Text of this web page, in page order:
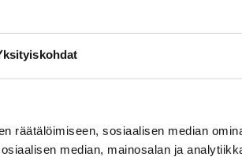
räätälöimiseen, sosiaalisen median
median, mainosalan ja